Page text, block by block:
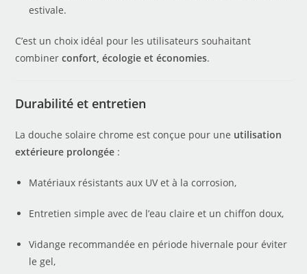
estivale.
C’est un choix idéal pour les utilisateurs souhaitant
combinerconfort, écologie et économies.
Durabilité et entretien
La douche solaire chrome est conçue pour une utilisation
extérieure prolongée :
Matériaux résistants aux UV et à la corrosion,
Entretien simple avec de l’eau claire et un chiffon doux,
Vidange recommandée en période hivernale pour éviter
le gel,